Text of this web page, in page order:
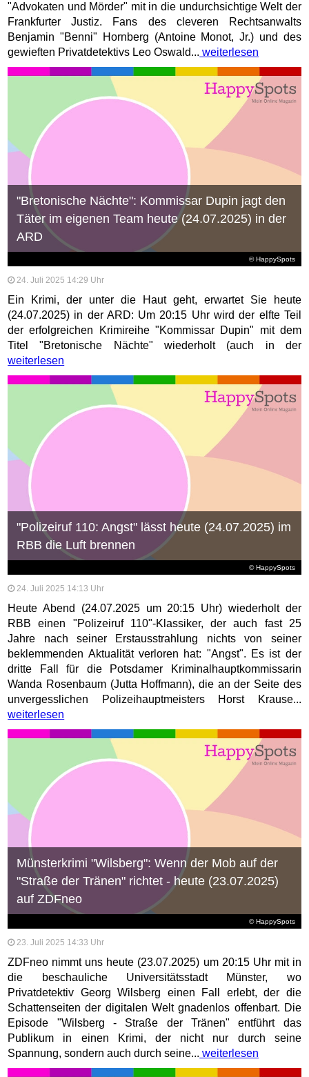
"Advokaten und Mörder" mit in die undurchsichtige Welt der
Frankfurter Justiz. Fans des cleveren Rechtsanwalts
Benjamin "Benni" Hornberg (Antoine Monot, Jr.) und des
gewieften Privatdetektivs Leo Oswald... weiterlesen
© HappySpots
"Bretonische Nächte": Kommissar Dupin jagt den
Täter im eigenen Team heute (24.07.2025) in der
ARD
24. Juli 2025 14:29 Uhr
Ein Krimi, der unter die Haut geht, erwartet Sie heute
(24.07.2025) in der ARD: Um 20:15 Uhr wird der elfte Teil
der erfolgreichen Krimireihe "Kommissar Dupin" mit dem
Titel "Bretonische Nächte" wiederholt (auch in der
weiterlesen
© HappySpots
"Polizeiruf 110: Angst" lässt heute (24.07.2025) im
RBB die Luft brennen
24. Juli 2025 14:13 Uhr
Heute Abend (24.07.2025 um 20:15 Uhr) wiederholt der
RBB einen "Polizeiruf 110"-Klassiker, der auch fast 25
Jahre nach seiner Erstausstrahlung nichts von seiner
beklemmenden Aktualität verloren hat: "Angst". Es ist der
dritte Fall für die Potsdamer Kriminalhauptkommissarin
Wanda Rosenbaum (Jutta Hoffmann), die an der Seite des
unvergesslichen Polizeihauptmeisters Horst Krause...
weiterlesen
© HappySpots
Münsterkrimi "Wilsberg": Wenn der Mob auf der
"Straße der Tränen" richtet - heute (23.07.2025)
auf ZDFneo
23. Juli 2025 14:33 Uhr
ZDFneo nimmt uns heute (23.07.2025) um 20:15 Uhr mit in
die beschauliche Universitätsstadt Münster, wo
Privatdetektiv Georg Wilsberg einen Fall erlebt, der die
Schattenseiten der digitalen Welt gnadenlos offenbart. Die
Episode "Wilsberg - Straße der Tränen" entführt das
Publikum in einen Krimi, der nicht nur durch seine
Spannung, sondern auch durch seine... weiterlesen